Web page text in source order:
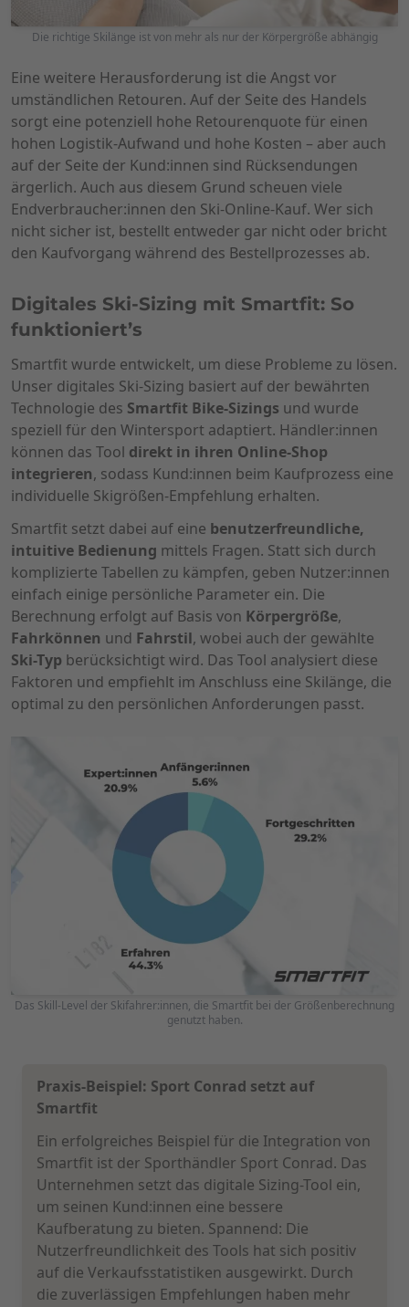
Die richtige Skilänge ist von mehr als nur der Körpergröße abhängig
Eine weitere Herausforderung ist die Angst vor
umständlichen Retouren. Auf der Seite des Handels
sorgt eine potenziell hohe Retourenquote für einen
hohen Logistik-Aufwand und hohe Kosten – aber auch
auf der Seite der Kund:innen sind Rücksendungen
ärgerlich. Auch aus diesem Grund scheuen viele
Endverbraucher:innen den Ski-Online-Kauf. Wer sich
nicht sicher ist, bestellt entweder gar nicht oder bricht
den Kaufvorgang während des Bestellprozesses ab.
Digitales Ski-Sizing mit Smartfit: So
funktioniert’s
Smartfit wurde entwickelt, um diese Probleme zu lösen.
Unser digitales Ski-Sizing basiert auf der bewährten
Technologie des Smartfit Bike-Sizings und wurde
speziell für den Wintersport adaptiert. Händler:innen
können das Tool direkt in ihren Online-Shop
integrieren, sodass Kund:innen beim Kaufprozess eine
individuelle Skigrößen-Empfehlung erhalten.
Smartfit setzt dabei auf eine benutzerfreundliche,
intuitive Bedienung mittels Fragen. Statt sich durch
komplizierte Tabellen zu kämpfen, geben Nutzer:innen
einfach einige persönliche Parameter ein. Die
Berechnung erfolgt auf Basis von Körpergröße,
Fahrkönnen und Fahrstil, wobei auch der gewählte
Ski-Typ berücksichtigt wird. Das Tool analysiert diese
Faktoren und empfiehlt im Anschluss eine Skilänge, die
optimal zu den persönlichen Anforderungen passt.
Das Skill-Level der Skifahrer:innen, die Smartfit bei der Größenberechnung
genutzt haben.
Praxis-Beispiel: Sport Conrad setzt auf
Smartfit
Ein erfolgreiches Beispiel für die Integration von
Smartfit ist der Sporthändler Sport Conrad. Das
Unternehmen setzt das digitale Sizing-Tool ein,
um seinen Kund:innen eine bessere
Kaufberatung zu bieten. Spannend: Die
Nutzerfreundlichkeit des Tools hat sich positiv
auf die Verkaufsstatistiken ausgewirkt. Durch
die zuverlässigen Empfehlungen haben mehr